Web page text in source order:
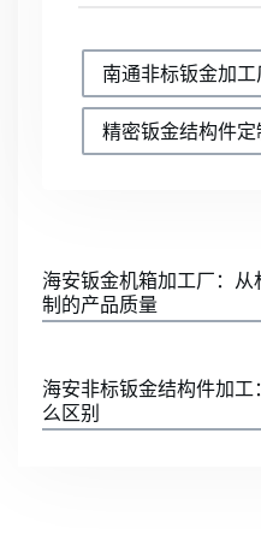
南通非标钣金加工
精密钣金结构件
海安钣金机箱加工厂：
制的产品质量
海安非标钣金结构件加
么区别